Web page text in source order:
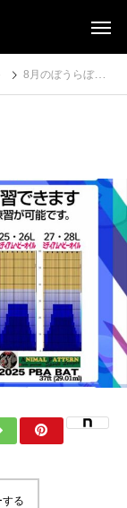
8月のぼうらぼ！
る